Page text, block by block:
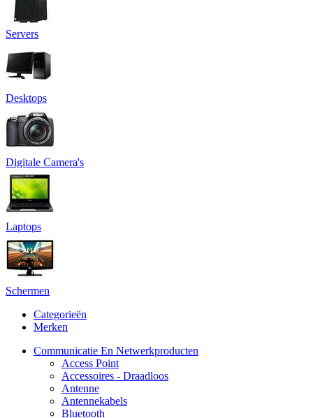
Servers
Desktops
Digitale Camera's
Laptops
Schermen
Categorieën
Merken
Communicatie En Netwerkproducten
Access Point
Accessoires - Draadloos
Antenne
Antennekabels
Bluetooth